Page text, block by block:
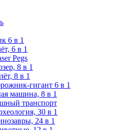
6 в 1
6 в 1
Pegs
8 в 1
8 в 1
гигант 6 в 1
машина, 8 в 1
транспорт
30 в 1
24 в 1